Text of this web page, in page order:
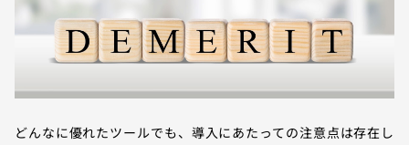
どんなに優れたツールでも、導入にあたっての注意点は存在し